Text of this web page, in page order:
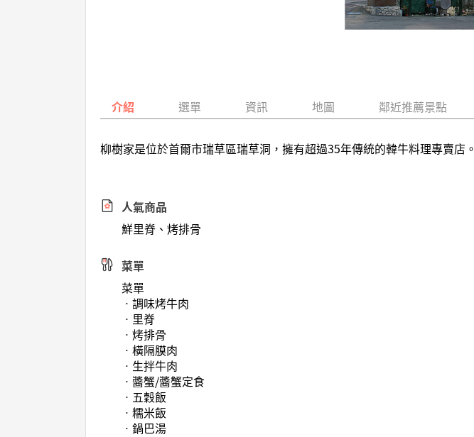
介紹 選單 資訊 地圖 鄰近推薦景點
柳樹家是位於首爾市瑞草區瑞草洞，擁有超過35年傳統的韓牛料理專賣店。
人氣商品
鮮里脊、烤排骨
菜單
菜單
ㆍ調味烤牛肉
ㆍ里脊
ㆍ烤排骨
ㆍ橫隔膜肉
ㆍ生拌牛肉
ㆍ醬蟹/醬蟹定食
ㆍ五穀飯
ㆍ糯米飯
ㆍ鍋巴湯